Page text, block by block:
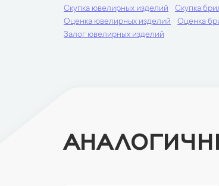
Скупка ювелирных изделий Скупка
Оценка ювелирных изделий
Оценка
Залог ювелирных изделий